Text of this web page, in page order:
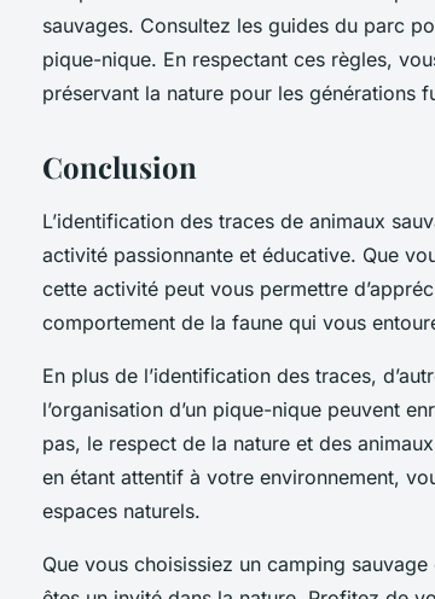
sauvages. Consultez les guides du parc
pique-nique. En respectant ces règles,
préservant la nature pour les générations
Conclusion
L’identification des traces de animaux
activité passionnante et éducative. Que
cette activité peut vous permettre
comportement de la faune qui vous
En plus de l’identification des traces,
l’organisation d’un pique-nique peuvent
pas, le respect de la nature et des
en étant attentif à votre environnement,
espaces naturels.
Que vous choisissiez un camping sauvage